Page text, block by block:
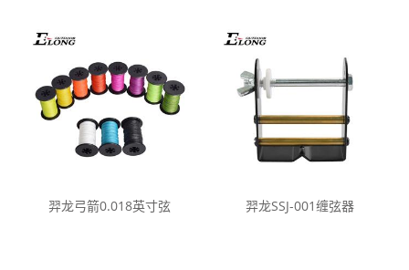
羿龙弓箭0.018英寸弦 羿龙SSJ-001缠弦器